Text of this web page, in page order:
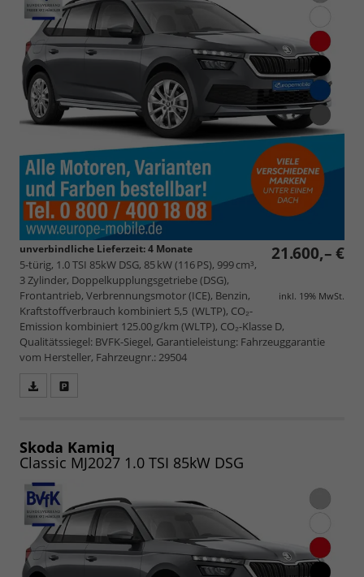
21.600,– €
inkl. 19% MwSt.
unverbindliche Lieferzeit:4 Monate
5-türig, 1.0 TSI 85kW DSG, 85 kW (116 PS), 999 cm³,
3 Zylinder, Doppelkupplungsgetriebe (DSG),
Frontantrieb, Verbrennungsmotor (ICE), Benzin,
Kraftstoffverbrauch kombiniert 5,5 (WLTP), CO₂-
Emission kombiniert 125.00 g/km (WLTP), CO₂-Klasse D,
Qualitätssiegel: BVFK-Siegel, Garantieleistung: Fahrzeuggarantie
vom Hersteller, Fahrzeugnr.: 29504
speichern/drucken
Skoda Kamiq
Classic MJ2027 1.0 TSI 85kW DSG